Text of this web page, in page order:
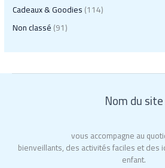
Cadeaux & Goodies(114)
Non classé(91)
Nom du site
vous accompagne au
bienveillants, des activités faciles et des
enfant.